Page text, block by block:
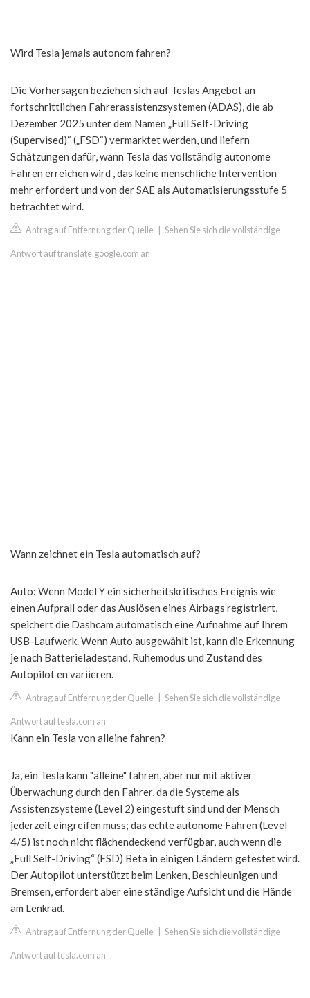
Wird Tesla jemals autonom fahren?
Die Vorhersagen beziehen sich auf Teslas Angebot an
fortschrittlichen Fahrerassistenzsystemen (ADAS), die ab
Dezember 2025 unter dem Namen „Full Self-Driving
(Supervised)“ („FSD“) vermarktet werden, und liefern
Schätzungen dafür, wann Tesla das vollständig autonome
Fahren erreichen wird , das keine menschliche Intervention
mehr erfordert und von der SAE als Automatisierungsstufe 5
betrachtet wird.
Antrag auf Entfernung der Quelle Sehen Sie sich die vollständige
Antwort auf translate.google.com an
Wann zeichnet ein Tesla automatisch auf?
Auto: Wenn Model Y ein sicherheitskritisches Ereignis wie
einen Aufprall oder das Auslösen eines Airbags registriert,
speichert die Dashcam automatisch eine Aufnahme auf Ihrem
USB-Laufwerk. Wenn Auto ausgewählt ist, kann die Erkennung
je nach Batterieladestand, Ruhemodus und Zustand des
Autopilot en variieren.
Antrag auf Entfernung der Quelle Sehen Sie sich die vollständige
Antwort auf tesla.com an
Kann ein Tesla von alleine fahren?
Ja, ein Tesla kann "alleine" fahren, aber nur mit aktiver
Überwachung durch den Fahrer, da die Systeme als
Assistenzsysteme (Level 2) eingestuft sind und der Mensch
jederzeit eingreifen muss; das echte autonome Fahren (Level
4/5) ist noch nicht flächendeckend verfügbar, auch wenn die
„Full Self-Driving“ (FSD) Beta in einigen Ländern getestet wird.
Der Autopilot unterstützt beim Lenken, Beschleunigen und
Bremsen, erfordert aber eine ständige Aufsicht und die Hände
am Lenkrad.
Antrag auf Entfernung der Quelle Sehen Sie sich die vollständige
Antwort auf tesla.com an